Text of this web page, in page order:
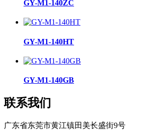
GY-M1-140ZC
GY-M1-140HT
GY-M1-140GB
联系我们
广东省东莞市黄江镇田美长盛街9号